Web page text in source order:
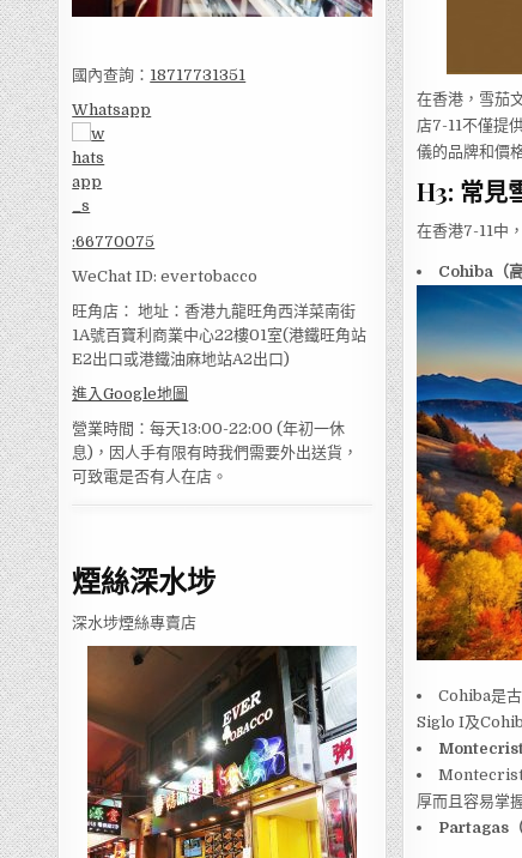
國內查詢： 18717731351
Whatsapp
:66770075
WeChat ID: evertobacco
旺角店： 地址：香港九龍旺角西洋菜南街
1A號百寶利商業中心22樓01室(港鐵旺角站
E2出口或港鐵油麻地站A2出口)
進入Google地圖
營業時間：每天13:00-22:00 (年初一休
息)，因人手有限有時我們需要外出送貨，
可致電是否有人在店。
煙絲深水埗
深水埗煙絲專賣店
在香港，雪茄
店7-11不僅提
儀的品牌和價
H3: 常見
在香港7-11中
Cohiba（高
Cohiba是
Siglo I及
厚而且容易掌
Partagas（